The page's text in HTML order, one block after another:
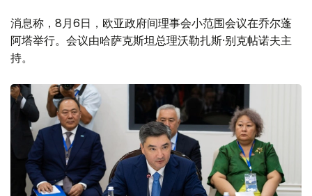
消息称，8月6日，欧亚政府间理事会小范围会议在乔尔蓬
阿塔举行。会议由哈萨克斯坦总理沃勒扎斯·别克帖诺夫主
持。